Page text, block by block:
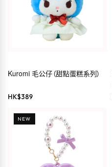
Kuromi 毛公仔（甜點蛋糕系列）
HK$389
NEW